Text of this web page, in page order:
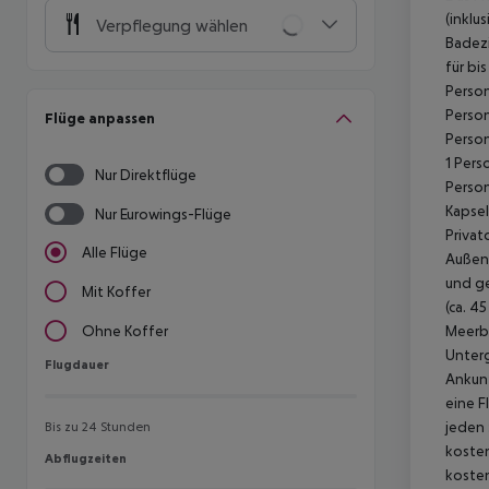
Verpflegung wählen
Flüge anpassen
Nur Direktflüge
Nur Eurowings-Flüge
Alle Flüge
Mit Koffer
Ohne Koffer
Flugdauer
Flugdauer
Bis zu 24 Stunden
Abflugzeiten
Abflugzeiten
für
1
und
(ca.
eine
jeden